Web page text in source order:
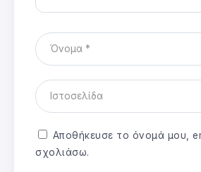
Αποθήκευσε το όνομά μου,
σχολιάσω.